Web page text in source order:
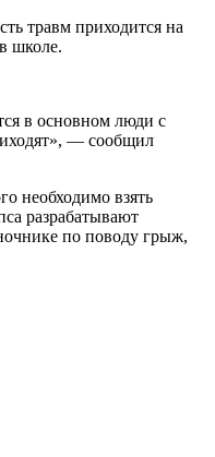
травм приходится на
школе.
в основном люди с
— сообщил
необходимо взять
разрабатывают
по поводу грыж,